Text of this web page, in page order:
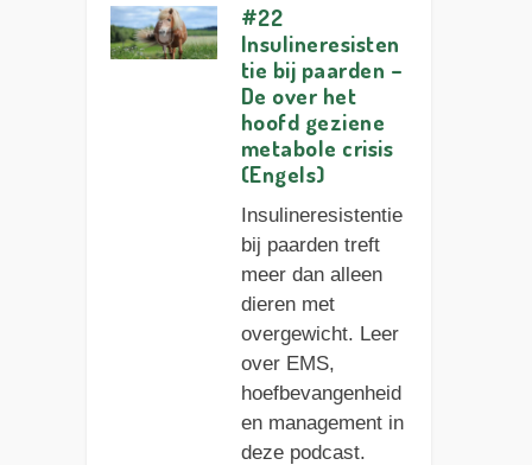
#22
Insulineresisten
tie bij paarden –
De over het
hoofd geziene
metabole crisis
(Engels)
Insulineresistentie
bij paarden treft
meer dan alleen
dieren met
overgewicht. Leer
over EMS,
hoefbevangenheid
en management in
deze podcast.